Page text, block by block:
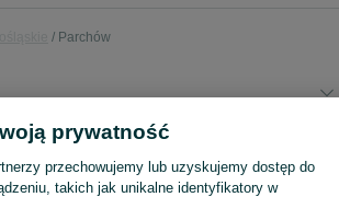
Parchów
wyszukiwania
słupki
prywatność
przechowujemy lub uzyskujemy dostęp do
takich jak unikalne identyfikatory w